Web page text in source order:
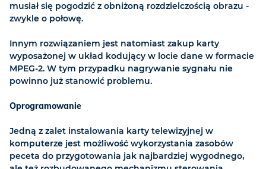
musiał się pogodzić z obniżoną rozdzielczością obrazu -
zwykle o połowę.
Innym rozwiązaniem jest natomiast zakup karty
wyposażonej w układ kodujący w locie dane w formacie
MPEG-2. W tym przypadku nagrywanie sygnału nie
powinno już stanowić problemu.
Oprogramowanie
Jedną z zalet instalowania karty telewizyjnej w
komputerze jest możliwość wykorzystania zasobów
peceta do przygotowania jak najbardziej wygodnego,